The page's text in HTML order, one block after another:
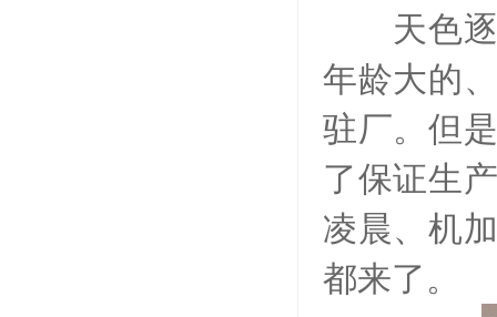
天色逐
年龄大的
驻厂。但
了保证生
凌晨、机
都来了。